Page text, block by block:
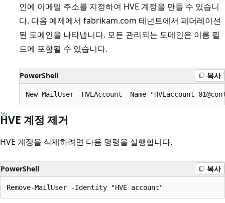
인에 이메일 주소를 지정하여 HVE 계정을 만들 수 있습니
다. 다음 예제에서 fabrikam.com 테넌트에서 페더레이션
된 도메인을 나타냅니다. 모든 관리되는 도메인은 이름 필
드에 포함될 수 있습니다.
PowerShell 복사
HVE 계정 제거
HVE 계정을 삭제하려면 다음 명령을 실행합니다.
PowerShell 복사